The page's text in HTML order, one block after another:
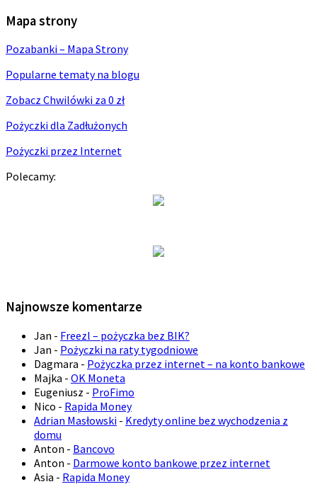
Mapa strony
Pozabanki – Mapa Strony
Popularne tematy na blogu
Zobacz Chwilówki za 0 zł
Pożyczki dla Zadłużonych
Pożyczki przez Internet
Polecamy:
Najnowsze komentarze
Jan - Freezl – pożyczka bez BIK?
Jan - Pożyczki na raty tygodniowe
Dagmara - Pożyczka przez internet – na konto bankowe
Majka - OK Moneta
Eugeniusz - ProFimo
Nico - Rapida Money
Adrian Masłowski - Kredyty online bez wychodzenia z
domu
Anton - Bancovo
Anton - Darmowe konto bankowe przez internet
Asia - Rapida Money